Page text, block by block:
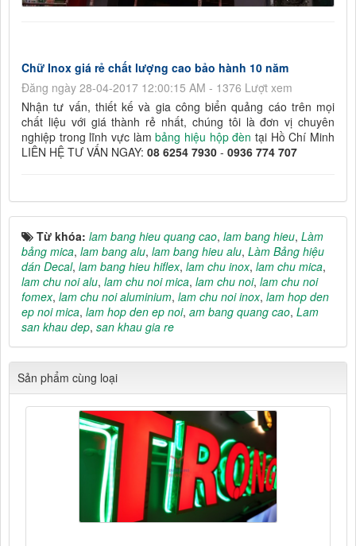
Chữ Inox giá rẻ chất lượng cao bảo hành 10 năm
Đăng ngày 28-04-2017 12:00:15 AM - 1376 Lượt xem
Nhận tư vấn, thiết kế và gia công biển quảng cáo trên mọi
chất liệu với giá thành rẻ nhất, chúng tôi là đơn vị chuyên
nghiệp trong lĩnh vực làmbảng hiệu hộp đèn tại Hồ Chí Minh
LIÊN HỆ TƯ VẤN NGAY: 08 6254 7930 - 0936 774 707
Từ khóa: lam bang hieu quang cao, lam bang hieu, Làm
bảng mica, lam bang alu, lam bang hieu alu, Làm Bảng hiệu
dán Decal, lam bang hieu hiflex, lam chu inox, lam chu mica,
lam chu noi alu, lam chu noi mica, lam chu noi, lam chu noi
fomex, lam chu noi aluminium, lam chu noi inox, lam hop den
ep noi mica, lam hop den ep noi, am bang quang cao, Lam
san khau dep, san khau gia re
Sản phẩm cùng loại